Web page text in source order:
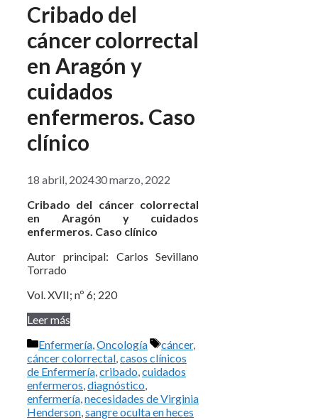
Cribado del
cáncer colorrectal
en Aragón y
cuidados
enfermeros. Caso
clínico
18 abril, 202430 marzo, 2022
Cribado del cáncer colorrectal
en Aragón y cuidados
enfermeros. Caso clínico
Autor principal: Carlos Sevillano
Torrado
Vol. XVII; nº 6; 220
Leer más
Categorías
Enfermería,Oncología Etiquetas
cáncer,
cáncer colorrectal,casos clínicos
de Enfermería,cribado,cuidados
enfermeros,diagnóstico,
enfermería,necesidades de Virginia
Henderson,sangre oculta en heces